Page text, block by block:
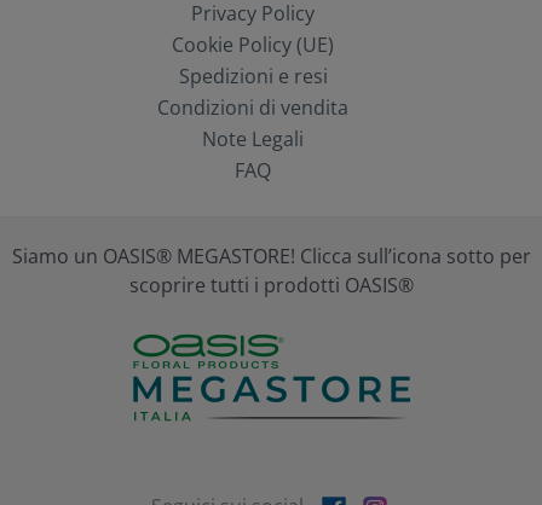
Privacy Policy
Cookie Policy (UE)
Spedizioni e resi
Condizioni di vendita
Note Legali
FAQ
Siamo un OASIS® MEGASTORE! Clicca sull’icona sotto per
scoprire tutti i prodotti OASIS®